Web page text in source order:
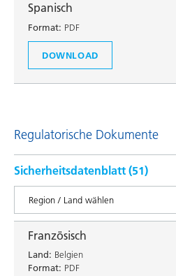
Spanisch
Format: PDF
DOWNLOAD
Regulatorische Dokumente
Sicherheitsdatenblatt (51)
Französisch
Land: Belgien
Format: PDF